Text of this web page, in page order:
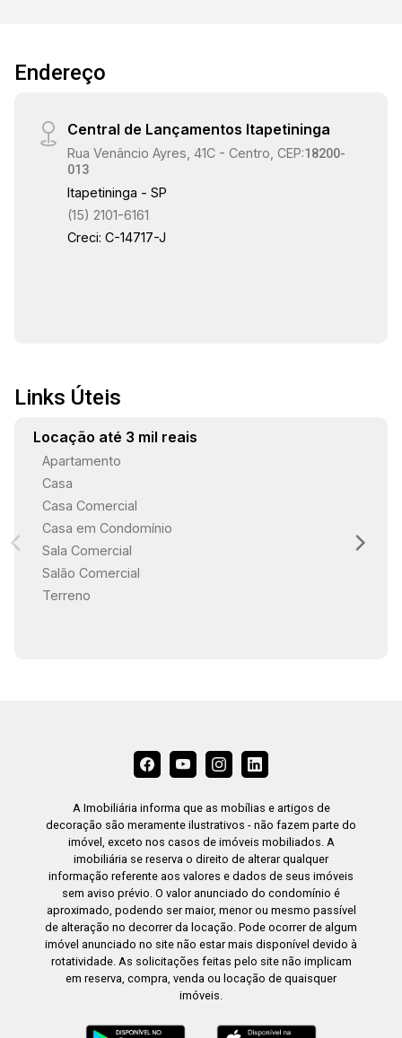
Endereço
Central de Lançamentos Itapetininga
Rua Venâncio Ayres, 41C - Centro, CEP:18200-
013
Itapetininga - SP
(15) 2101-6161
Creci: C-14717-J
Links Úteis
Locação até 3 mil reais
Apartamento
Casa
Casa Comercial
Casa em Condomínio
Sala Comercial
Salão Comercial
Terreno
A Imobiliária informa que as mobílias e artigos de
decoração são meramente ilustrativos - não fazem parte do
imóvel, exceto nos casos de imóveis mobiliados. A
imobiliária se reserva o direito de alterar qualquer
informação referente aos valores e dados de seus imóveis
sem aviso prévio. O valor anunciado do condomínio é
aproximado, podendo ser maior, menor ou mesmo passível
de alteração no decorrer da locação. Pode ocorrer de algum
imóvel anunciado no site não estar mais disponível devido à
rotatividade. As solicitações feitas pelo site não implicam
em reserva, compra, venda ou locação de quaisquer
imóveis.